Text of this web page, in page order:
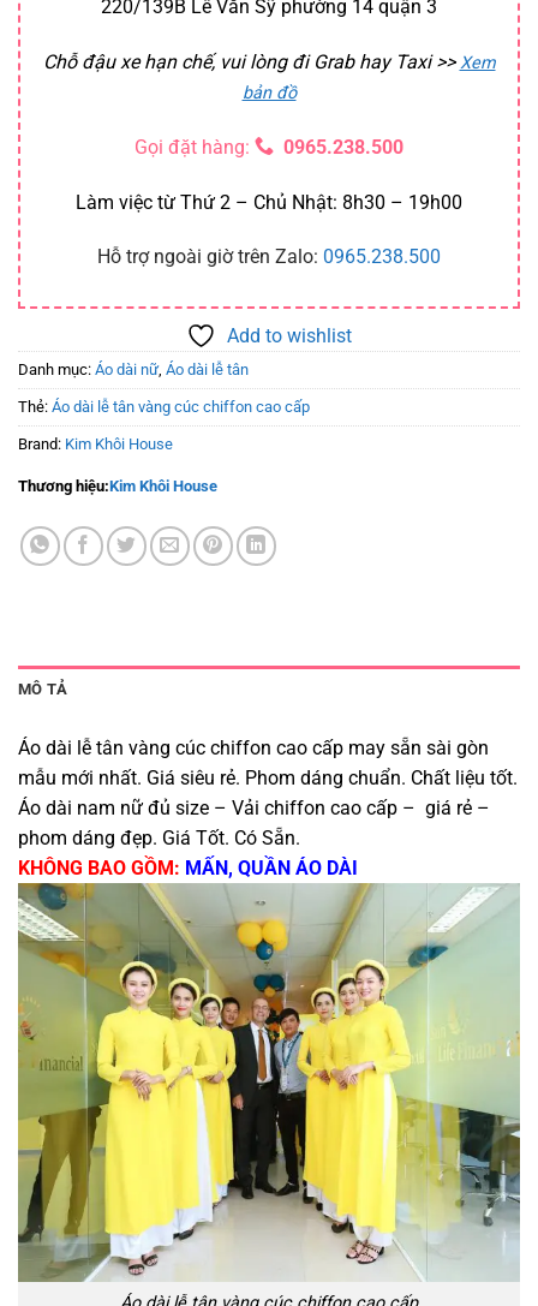
220/139B Lê Văn Sỹ phường 14 quận 3
Chỗ đậu xe hạn chế, vui lòng đi Grab hay Taxi>>Xem
bản đồ
Gọi đặt hàng: 0965.238.500
Làm việc từ Thứ 2 – Chủ Nhật: 8h30 – 19h00
Hỗ trợ ngoài giờ trên Zalo: 0965.238.500
Add to wishlist
Danh mục: Áo dài nữ, Áo dài lễ tân
Thẻ: Áo dài lễ tân vàng cúc chiffon cao cấp
Brand: Kim Khôi House
Thương hiệu:Kim Khôi House
MÔ TẢ
Áo dài lễ tân vàng cúc chiffon cao cấp may sẵn sài gòn
mẫu mới nhất. Giá siêu rẻ. Phom dáng chuẩn. Chất liệu tốt.
Áo dài nam nữ đủ size – Vải chiffon cao cấp – giá rẻ –
phom dáng đẹp. Giá Tốt. Có Sẵn.
KHÔNG BAO GỒM: MẤN, QUẦN ÁO DÀI